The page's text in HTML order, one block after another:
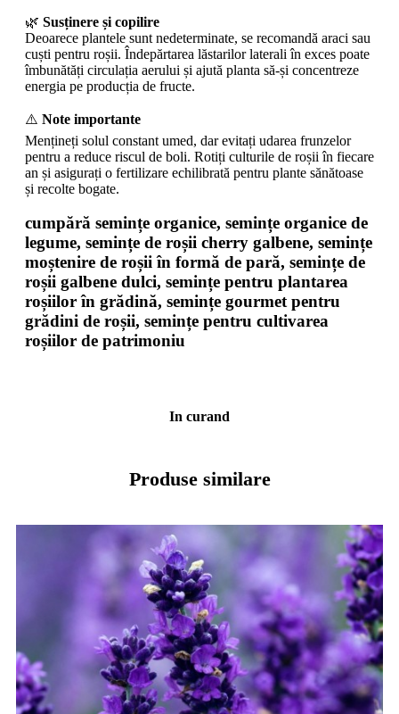
🌿 Susținere și copilire
Deoarece plantele sunt nedeterminate, se recomandă araci sau
cuști pentru roșii. Îndepărtarea lăstarilor laterali în exces poate
îmbunătăți circulația aerului și ajută planta să-și concentreze
energia pe producția de fructe.
⚠️ Note importante
Mențineți solul constant umed, dar evitați udarea frunzelor
pentru a reduce riscul de boli. Rotiți culturile de roșii în fiecare
an și asigurați o fertilizare echilibrată pentru plante sănătoase
și recolte bogate.
cumpără semințe organice, semințe organice de
legume, semințe de roșii cherry galbene, semințe
moștenire de roșii în formă de pară, semințe de
roșii galbene dulci, semințe pentru plantarea
roșiilor în grădină, semințe gourmet pentru
grădini de roșii, semințe pentru cultivarea
roșiilor de patrimoniu
In curand
Produse similare